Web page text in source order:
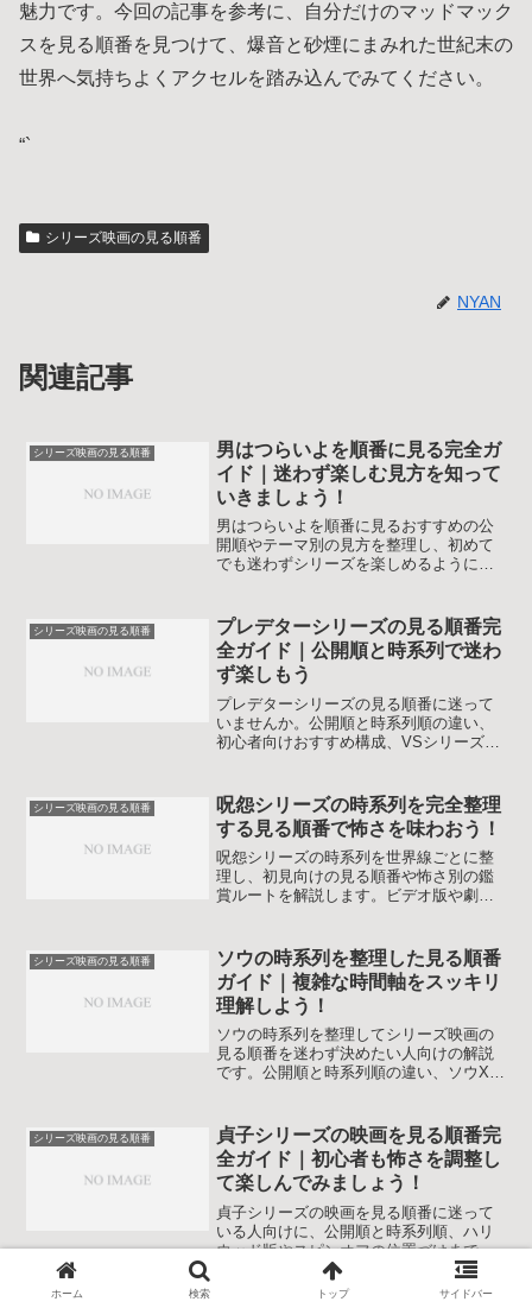
魅力です。今回の記事を参考に、自分だけのマッドマック
スを見る順番を見つけて、爆音と砂煙にまみれた世紀末の
世界へ気持ちよくアクセルを踏み込んでみてください。
“`
シリーズ映画の見る順番
NYAN
関連記事
シリーズ映画の見る順番
男はつらいよを順番に見る完全ガ
イド｜迷わず楽しむ見方を知って
いきましょう！
男はつらいよを順番に見るおすすめの公
開順やテーマ別の見方を整理し、初めて
でも迷わずシリーズを楽しめるように解
立てやすくします。
シリーズ映画の見る順番
プレデターシリーズの見る順番完
全ガイド｜公開順と時系列で迷わ
ず楽しもう
プレデターシリーズの見る順番に迷って
いませんか。公開順と時系列順の違い、
初心者向けおすすめ構成、VSシリーズや
に味わえるように解説します。
シリーズ映画の見る順番
呪怨シリーズの時系列を完全整理
する見る順番で怖さを味わおう！
呪怨シリーズの時系列を世界線ごとに整
理し、初見向けの見る順番や怖さ別の鑑
賞ルートを解説します。ビデオ版や劇場
や、どこから見ても迷わないルートも紹
介し、ホラーが苦手な人でも自分に合う
呪怨の楽しみ方を選べます。
シリーズ映画の見る順番
ソウの時系列を整理した見る順番
ガイド｜複雑な時間軸をスッキリ
理解しよう！
ソウの時系列を整理してシリーズ映画の
見る順番を迷わず決めたい人向けの解説
です。公開順と時系列順の違い、ソウXや
ます。初見でもネタバレを最小限に抑え
つつ安心して計画できます。ホラー耐性
が不安な人にも配慮します。
シリーズ映画の見る順番
貞子シリーズの映画を見る順番完
全ガイド｜初心者も怖さを調整し
て楽しんでみましょう！
貞子シリーズの映画を見る順番に迷って
いる人向けに、公開順と時系列順、ハリ
ウッド版やスピンオフの位置づけまで丁
寧に整理します。怖さレベルや初心者向
けの選び方も解説し、自分に合う楽しみ
ホーム 検索 トップ サイドバー